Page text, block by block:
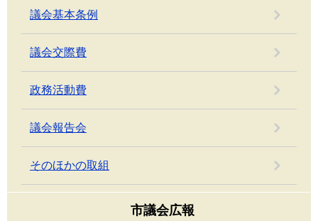
議会基本条例
議会交際費
政務活動費
議会報告会
そのほかの取組
市議会広報